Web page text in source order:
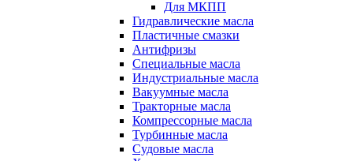
Для МКПП
Гидравлические масла
Пластичные смазки
Антифризы
Специальные масла
Индустриальные масла
Вакуумные масла
Тракторные масла
Компрессорные масла
Турбинные масла
Судовые масла